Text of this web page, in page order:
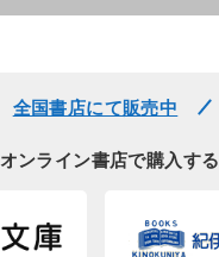
全国書店にて販売中
オンライン書店で購入する